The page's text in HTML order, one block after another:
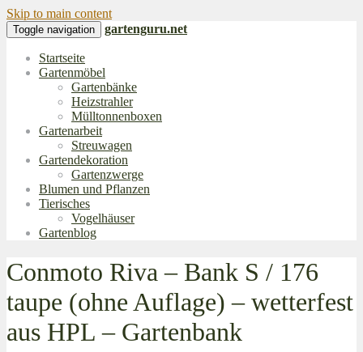
Skip to main content
Toggle navigation gartenguru.net
Startseite
Gartenmöbel
Gartenbänke
Heizstrahler
Mülltonnenboxen
Gartenarbeit
Streuwagen
Gartendekoration
Gartenzwerge
Blumen und Pflanzen
Tierisches
Vogelhäuser
Gartenblog
Conmoto Riva – Bank S / 176
taupe (ohne Auflage) – wetterfest
aus HPL – Gartenbank